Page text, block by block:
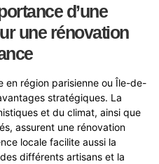
d’une
une rénovation
en région parisienne ou Île-de-
stratégiques. La
et du climat, ainsi que
assurent une rénovation
locale facilite aussi la
différents artisans et la